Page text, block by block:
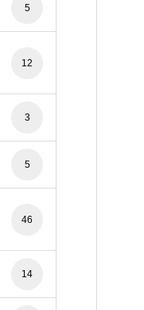
5
12
3
5
46
14